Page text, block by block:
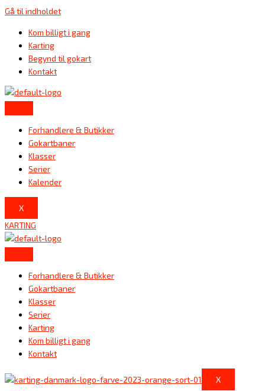
Gå til indholdet
Kom billigt i gang
Karting
Begynd til gokart
Kontakt
Forhandlere & Butikker
Gokartbaner
Klasser
Serier
Kalender
X
KARTING
Forhandlere & Butikker
Gokartbaner
Klasser
Serier
Karting
Kom billigt i gang
Kontakt
X